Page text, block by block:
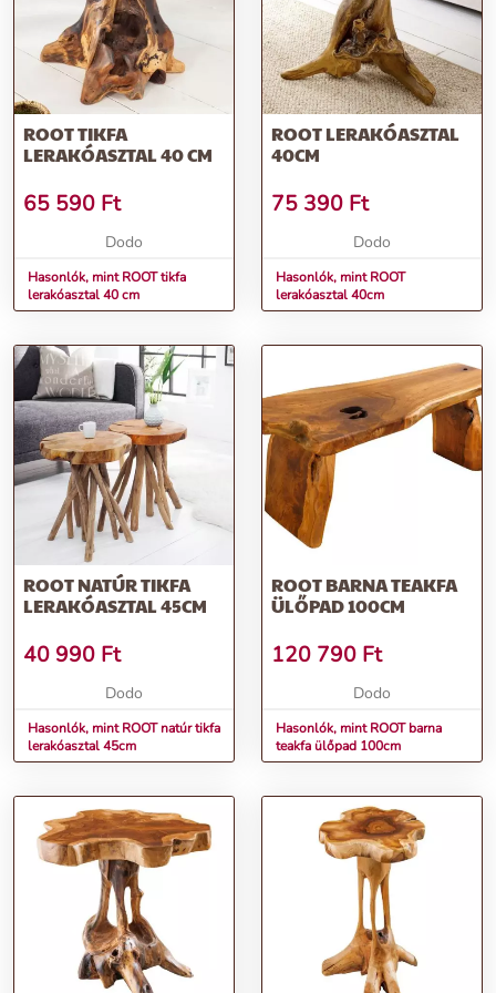
lerakóasztallal!
További információk>>
ROOT TIKFA
LERAKÓASZTAL 40 CM
65 590 Ft
Dodo
Hasonlók, mint ROOT tikfa
lerakóasztal 40 cm
ROOT LERAKÓASZTAL
40CM
75 390 Ft
Dodo
Hasonlók, mint ROOT
lerakóasztal 40cm
ROOT NATÚR TIKFA
LERAKÓASZTAL 45CM
40 990 Ft
Dodo
Hasonlók, mint ROOT natúr tikfa
lerakóasztal 45cm
ROOT BARNA TEAKFA
ÜLŐPAD 100CM
120 790 Ft
Dodo
Hasonlók, mint ROOT barna
teakfa ülőpad 100cm